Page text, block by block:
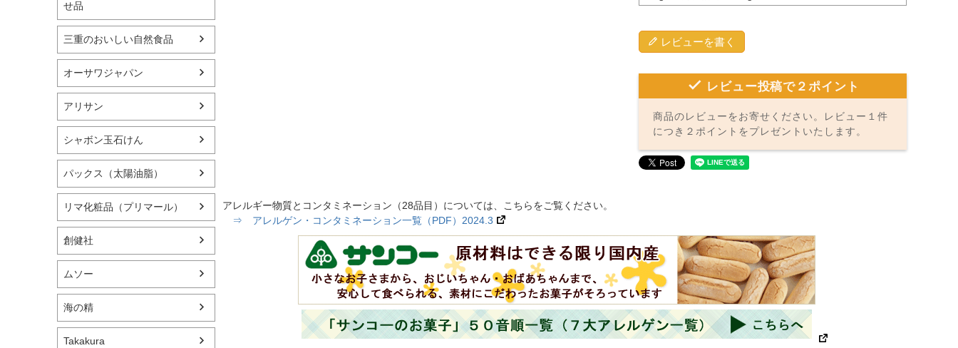
せ品
三重のおいしい自然食品
オーサワジャパン
アリサン
シャボン玉石けん
パックス（太陽油脂）
リマ化粧品（プリマール）
創健社
ムソー
海の精
Takakura
レビューを書く
レビュー投稿で２ポイント
商品のレビューをお寄せください。レビュー１件
につき２ポイントをプレゼントいたします。
アレルギー物質とコンタミネーション（28品目）については、こちらをご覧ください。
⇒ アレルゲン・コンタミネーション一覧（PDF）2024.3